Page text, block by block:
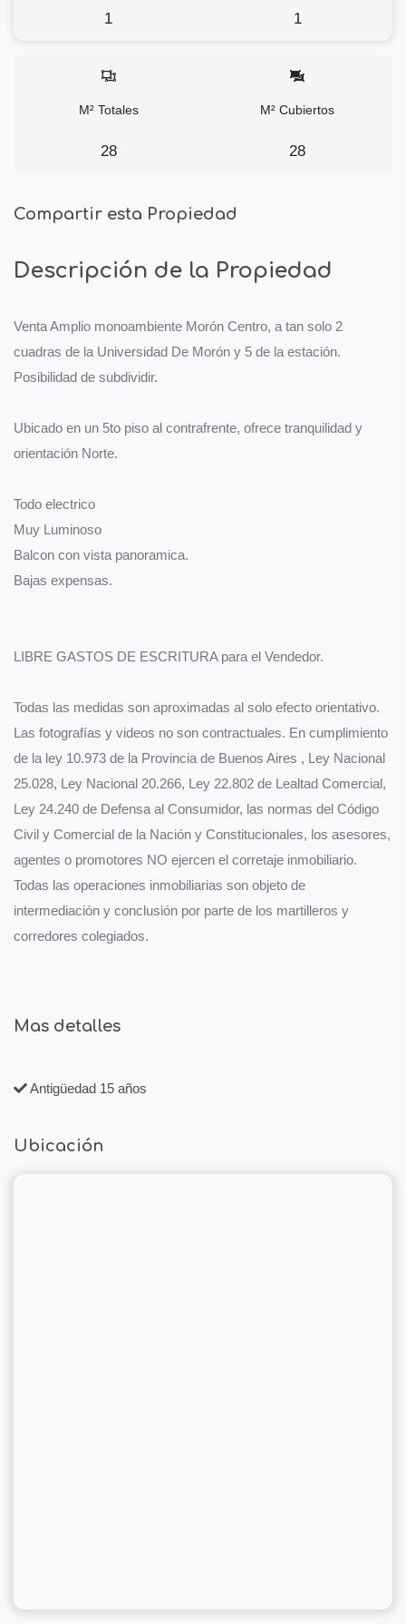
1 1
M² Totales
28
M² Cubiertos
28
Compartir esta Propiedad
Descripción de la Propiedad
Venta Amplio monoambiente Morón Centro, a tan solo 2
cuadras de la Universidad De Morón y 5 de la estación.
Posibilidad de subdividir.
Ubicado en un 5to piso al contrafrente, ofrece tranquilidad y
orientación Norte.
Todo electrico
Muy Luminoso
Balcon con vista panoramica.
Bajas expensas.
LIBRE GASTOS DE ESCRITURA para el Vendedor.
Todas las medidas son aproximadas al solo efecto orientativo.
Las fotografías y videos no son contractuales. En cumplimiento
de la ley 10.973 de la Provincia de Buenos Aires , Ley Nacional
25.028, Ley Nacional 20.266, Ley 22.802 de Lealtad Comercial,
Ley 24.240 de Defensa al Consumidor, las normas del Código
Civil y Comercial de la Nación y Constitucionales, los asesores,
agentes o promotores NO ejercen el corretaje inmobiliario.
Todas las operaciones inmobiliarias son objeto de
intermediación y conclusión por parte de los martilleros y
corredores colegiados.
Mas detalles
Antigüedad 15 años
Ubicación